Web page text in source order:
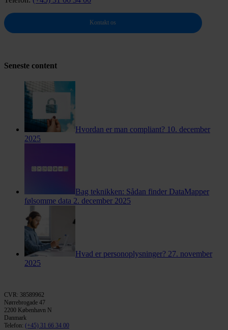
Kontakt os
Seneste content
Hvordan er man compliant? 10. december
2025
Bag teknikken: Sådan finder DataMapper
følsomme data 2. december 2025
Hvad er personoplysninger? 27. november
2025
CVR: 38589962
Nørrebrogade 47
2200 København N
Danmark
Telefon: (+45) 31 66 34 00